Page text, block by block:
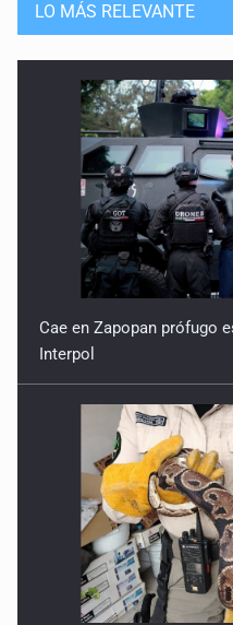
LO MÁS RELEVANTE
Cae en Zapopan prófugo
Interpol